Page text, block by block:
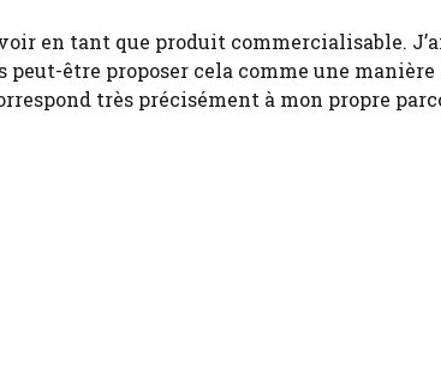
en tant que produit commercialisable.
être proposer cela comme une manière
très précisément à mon propre